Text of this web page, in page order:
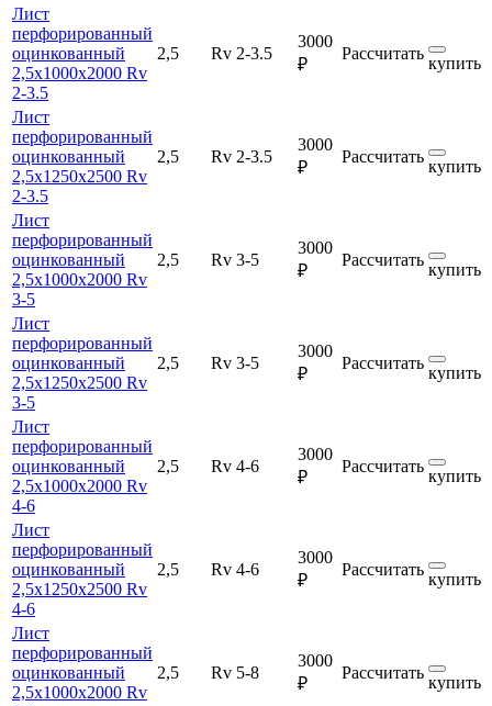
Лист
перфорированный
оцинкованный
2,5х1000х2000 Rv
2-3.5
2,5 Rv 2-3.5
3000
₽
Рассчитать
купить
Лист
перфорированный
оцинкованный
2,5х1250х2500 Rv
2-3.5
2,5 Rv 2-3.5
3000
₽
Рассчитать
купить
Лист
перфорированный
оцинкованный
2,5х1000х2000 Rv
3-5
2,5 Rv 3-5
3000
₽
Рассчитать
купить
Лист
перфорированный
оцинкованный
2,5х1250х2500 Rv
3-5
2,5 Rv 3-5
3000
₽
Рассчитать
купить
Лист
перфорированный
оцинкованный
2,5х1000х2000 Rv
4-6
2,5 Rv 4-6
3000
₽
Рассчитать
купить
Лист
перфорированный
оцинкованный
2,5х1250х2500 Rv
4-6
2,5 Rv 4-6
3000
₽
Рассчитать
купить
Лист
перфорированный
оцинкованный
2,5х1000х2000 Rv
2,5 Rv 5-8
3000
₽
Рассчитать
купить